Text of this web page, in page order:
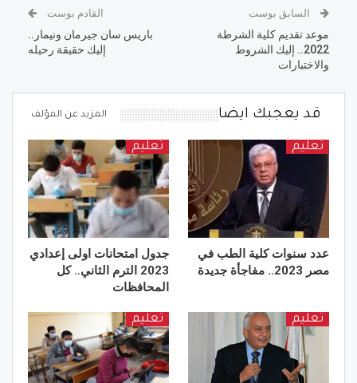
السابق بوست
موعد تقديم كلية الشرطة
2022.. إليك الشروط
والاختبارات
القادم بوست
باريس سان جيرمان ونيمار..
إليك حقيقة رحيله
قد يعجبك ايضا المزيد عن المؤلف
تعليم
عدد سنوات كلية الطب في
مصر 2023.. مفاجأة جديدة
تعليم
جدول امتحانات اولى إعدادي
2023 الترم الثاني.. كل
المحافظات
تعليم تعليم